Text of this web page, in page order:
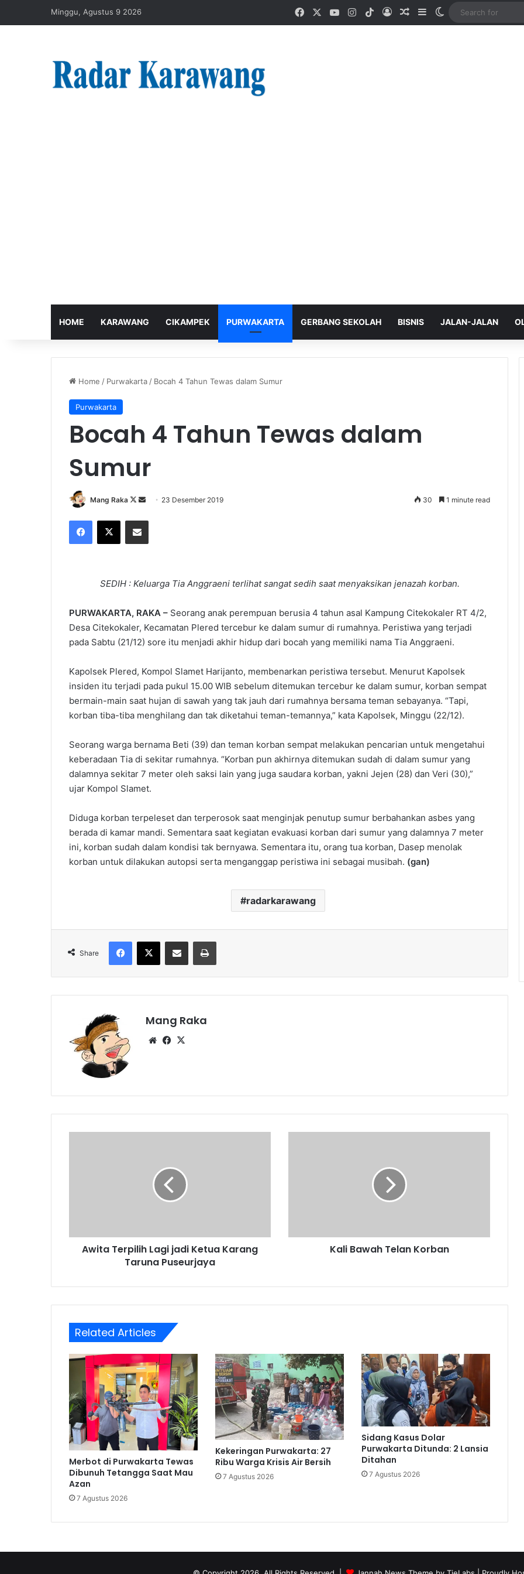
Minggu, Agustus 9 2026 FacebookYouTubeInstagram
TikTokLog InRandom Article
SidebarSwitch skin
HOME KARAWANG CIKAMPEK PURWAKARTA GERBANG SEKOLAH BISNIS JALAN-JALAN
Home / Purwakarta / Bocah 4 Tahun Tewas dalam Sumur
Purwakarta
Bocah 4 Tahun Tewas dalam
Sumur
Mang Raka
Follow
X
Send 23 Desember 2019 30 1 minute read
Facebook
X Share via Email
SEDIH : Keluarga Tia Anggraeni terlihat sangat sedih saat menyaksikan jenazah korban.
PURWAKARTA, RAKA – Seorang anak perempuan berusia 4 tahun asal Kampung Citekokaler RT 4/2,
Desa Citekokaler, Kecamatan Plered tercebur ke dalam sumur di rumahnya. Peristiwa yang terjadi
pada Sabtu (21/12) sore itu menjadi akhir hidup dari bocah yang memiliki nama Tia Anggraeni.
Kapolsek Plered, Kompol Slamet Harijanto, membenarkan peristiwa tersebut. Menurut Kapolsek
insiden itu terjadi pada pukul 15.00 WIB sebelum ditemukan tercebur ke dalam sumur, korban sempat
bermain-main saat hujan di sawah yang tak jauh dari rumahnya bersama teman sebayanya. “Tapi,
korban tiba-tiba menghilang dan tak diketahui teman-temannya,” kata Kapolsek, Minggu (22/12).
Seorang warga bernama Beti (39) dan teman korban sempat melakukan pencarian untuk mengetahui
keberadaan Tia di sekitar rumahnya. “Korban pun akhirnya ditemukan sudah di dalam sumur yang
dalamnya sekitar 7 meter oleh saksi lain yang juga saudara korban, yakni Jejen (28) dan Veri (30),”
ujar Kompol Slamet.
Diduga korban terpeleset dan terperosok saat menginjak penutup sumur berbahankan asbes yang
berada di kamar mandi. Sementara saat kegiatan evakuasi korban dari sumur yang dalamnya 7 meter
ini, korban sudah dalam kondisi tak bernyawa. Sementara itu, orang tua korban, Dasep menolak
korban untuk dilakukan autopsi serta menganggap peristiwa ini sebagai musibah. (gan)
radarkarawang
Share
Facebook
X Share via Email Print
Mang Raka
WebsiteFacebook
Awita Terpilih Lagi jadi Ketua Karang
Taruna Puseurjaya
Kali Bawah Telan Korban
Related Articles
Merbot di Purwakarta Tewas
Dibunuh Tetangga Saat Mau
Azan
7 Agustus 2026
Kekeringan Purwakarta: 27
Ribu Warga Krisis Air Bersih
7 Agustus 2026
Sidang Kasus Dolar
Purwakarta Ditunda: 2 Lansia
Ditahan
7 Agustus 2026